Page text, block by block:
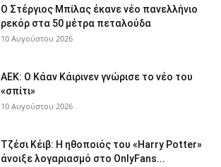
Ο Στέργιος Μπίλας έκανε νέο πανελλήνιο
ρεκόρ στα 50 μέτρα πεταλούδα
10 Αυγούστου 2026
ΑΕΚ: Ο Κάαν Κάιρινεν γνώρισε το νέο του
«σπίτι»
10 Αυγούστου 2026
Τζέσι Κέιβ: Η ηθοποιός του «Harry Potter»
άνοιξε λογαριασμό στο OnlyFans...